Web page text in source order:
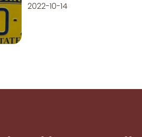
2022-10-14